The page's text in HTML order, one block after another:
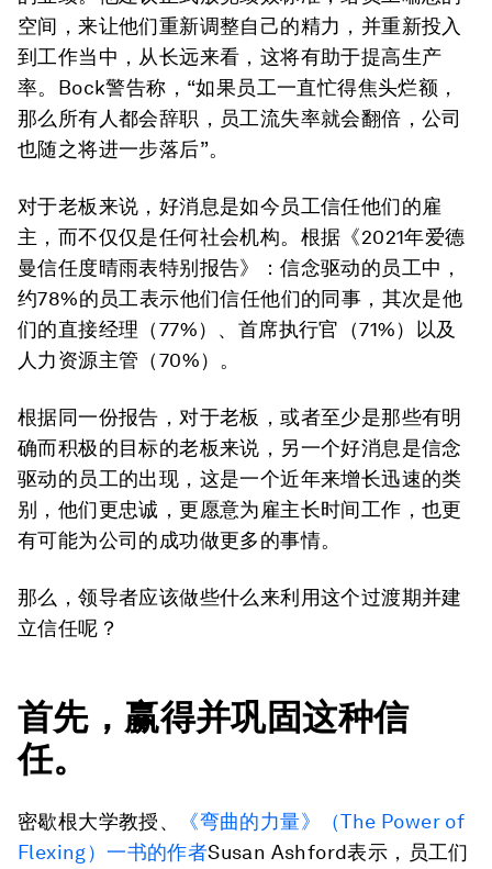
空间，来让他们重新调整自己的精力，并重新投入
到工作当中，从长远来看，这将有助于提高生产
率。Bock警告称，“如果员工一直忙得焦头烂额，
那么所有人都会辞职，员工流失率就会翻倍，公司
也随之将进一步落后”。
对于老板来说，好消息是如今员工信任他们的雇
主，而不仅仅是任何社会机构。根据《2021年爱德
曼信任度晴雨表特别报告》：信念驱动的员工中，
约78%的员工表示他们信任他们的同事，其次是他
们的直接经理（77%）、首席执行官（71%）以及
人力资源主管（70%）。
根据同一份报告，对于老板，或者至少是那些有明
确而积极的目标的老板来说，另一个好消息是信念
驱动的员工的出现，这是一个近年来增长迅速的类
别，他们更忠诚，更愿意为雇主长时间工作，也更
有可能为公司的成功做更多的事情。
那么，领导者应该做些什么来利用这个过渡期并建
立信任呢？
首先，赢得并巩固这种信
任。
密歇根大学教授、
《弯曲的力量》（The Power of
Flexing）一书的作者Susan Ashford表示，员工们